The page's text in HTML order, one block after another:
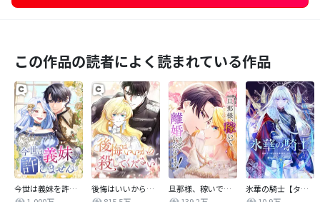
この作品の読者によく読まれている作品
今世は義妹を許しません
後悔はいいから殺してください
旦那様、稼いで離婚させていただきます！
氷華の騎士【タテヨミ】